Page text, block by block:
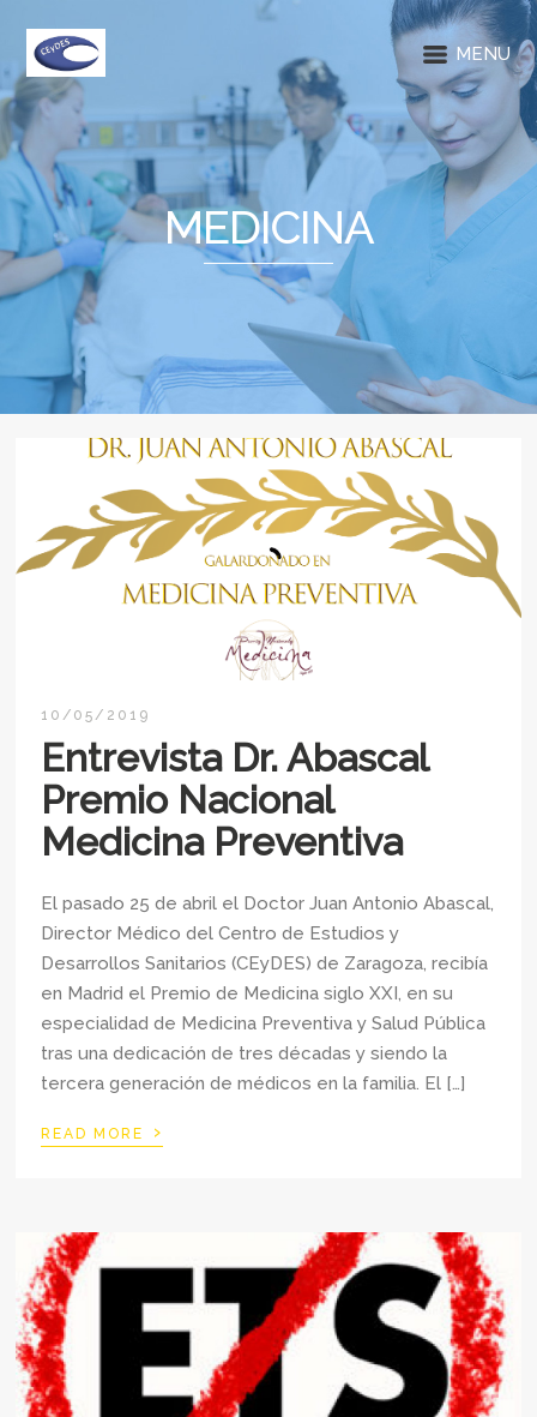
MENU
MEDICINA
10/05/2019
Entrevista Dr. Abascal
Premio Nacional
Medicina Preventiva
El pasado 25 de abril el Doctor Juan Antonio Abascal,
Director Médico del Centro de Estudios y
Desarrollos Sanitarios (CEyDES) de Zaragoza, recibía
en Madrid el Premio de Medicina siglo XXI, en su
especialidad de Medicina Preventiva y Salud Pública
tras una dedicación de tres décadas y siendo la
tercera generación de médicos en la familia. El […]
READ MORE ›